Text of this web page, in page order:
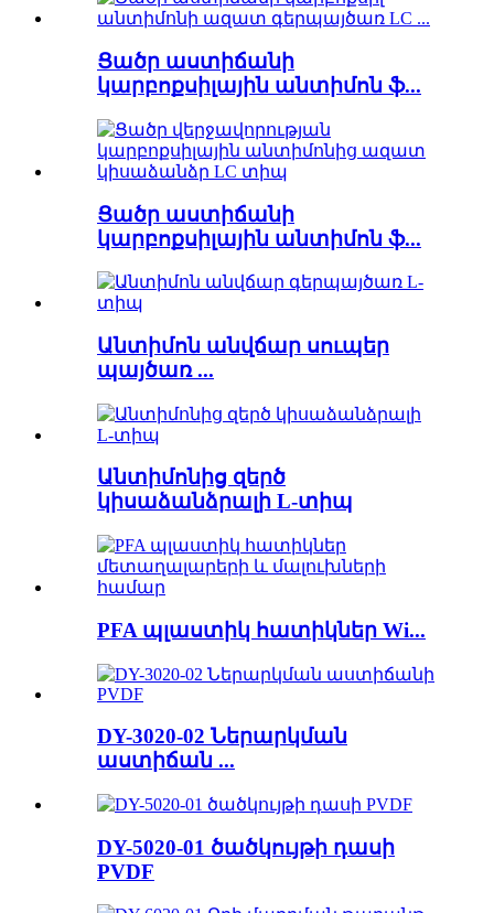
Ցածր աստիճանի
կարբոքսիլային անտիմոն ֆ...
Ցածր աստիճանի
կարբոքսիլային անտիմոն ֆ...
Անտիմոն անվճար սուպեր
պայծառ ...
Անտիմոնից զերծ
կիսաձանձրալի L-տիպ
PFA պլաստիկ հատիկներ Wi...
DY-3020-02 Ներարկման
աստիճան ...
DY-5020-01 ծածկույթի դասի
PVDF